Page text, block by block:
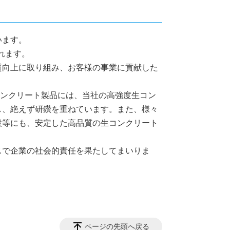
す。
す。
上に取り組み、お客様の事業に貢献した
クリート製品には、当社の高強度生コン
絶えず研鑽を重ねています。また、様々
にも、安定した高品質の生コンクリート
企業の社会的責任を果たしてまいりま
ページの先頭へ戻る